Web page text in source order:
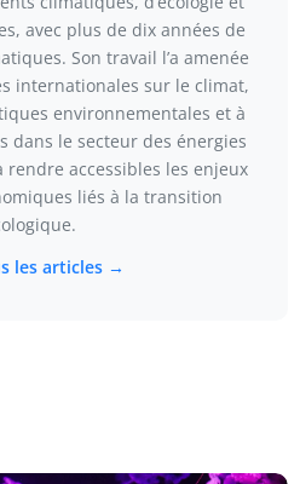
avec plus de dix années de
Son travail l’a amenée
internationales sur le climat,
environnementales et à
dans le secteur des énergies
rendre accessibles les enjeux
liés à la transition
les articles →